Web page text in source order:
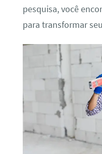
pesquisa, você
para transformar